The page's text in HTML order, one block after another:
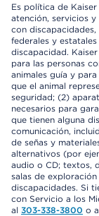
Es política de
atención, servicios y
con
federales y
discapacidad.
para las personas
animales guía y
que el animal
seguridad; (2)
necesarios para
que tienen alguna
comunicación,
de señas y
alternativos (por
audio o CD; textos,
salas de
discapacidades. Si
con Servicio a los
al 303-338-3800 o